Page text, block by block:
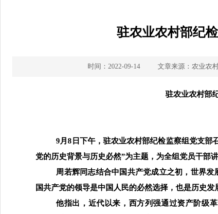
驻农业农村部纪
时间：2022-09-14 文章来源：农业农
驻农业农村部
9月8 日下午，驻农业农村部纪检监察组党支
党的历史背景与历史必然”为主题，为全组党员干部
周若辉同志结合中国共产党成立之初 ，世界
国共产党的领导是中国人民的必然选择，也是历史发
他指出 ， 近代 以来， 西方列强通过资产阶级